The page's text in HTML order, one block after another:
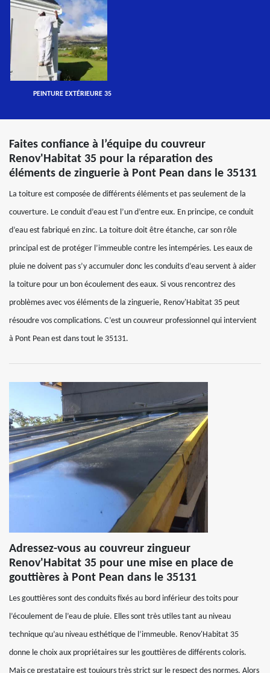
PEINTURE EXTÉRIEURE 35
Faites confiance à l’équipe du couvreur
Renov'Habitat 35 pour la réparation des
éléments de zinguerie à Pont Pean dans le 35131
La toiture est composée de différents éléments et pas seulement de la
couverture. Le conduit d’eau est l’un d’entre eux. En principe, ce conduit
d’eau est fabriqué en zinc. La toiture doit être étanche, car son rôle
principal est de protéger l’immeuble contre les intempéries. Les eaux de
pluie ne doivent pas s’y accumuler donc les conduits d’eau servent à aider
la toiture pour un bon écoulement des eaux. Si vous rencontrez des
problèmes avec vos éléments de la zinguerie, Renov'Habitat 35 peut
résoudre vos complications. C’est un couvreur professionnel qui intervient
à Pont Pean est dans tout le 35131.
Adressez-vous au couvreur zingueur
Renov'Habitat 35 pour une mise en place de
gouttières à Pont Pean dans le 35131
Les gouttières sont des conduits fixés au bord inférieur des toits pour
l’écoulement de l’eau de pluie. Elles sont très utiles tant au niveau
technique qu’au niveau esthétique de l’immeuble. Renov'Habitat 35
donne le choix aux propriétaires sur les gouttières de différents coloris.
Mais ce prestataire est toujours très strict sur le respect des normes. Alors